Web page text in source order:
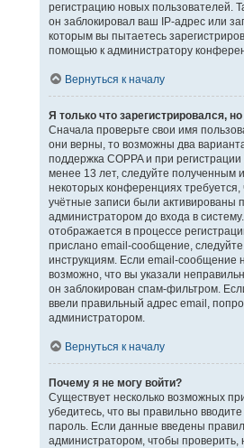
регистрацию новых пользователей.
он заблокировал ваш IP-адрес или
которым вы пытаетесь
помощью к администратору
Вернуться к началу
Я только что зарегистрировался,
Сначала проверьте свои имя
они верны, то возможны два
поддержка COPPA и при
менее 13 лет, следуйте полученным
некоторых конференциях
учётные записи были активированы
администратором до входа в
отображается в процессе
прислано email-сообщение,
инструкциям. Если email-сообщение
возможно, что вы указали
он заблокирован спам-фильтром.
ввели правильный адрес email,
администратором.
Вернуться к началу
Почему я не могу войти?
Существует несколько возможных
убедитесь, что вы правильно
пароль. Если данные введены
администратором, чтобы проверить,